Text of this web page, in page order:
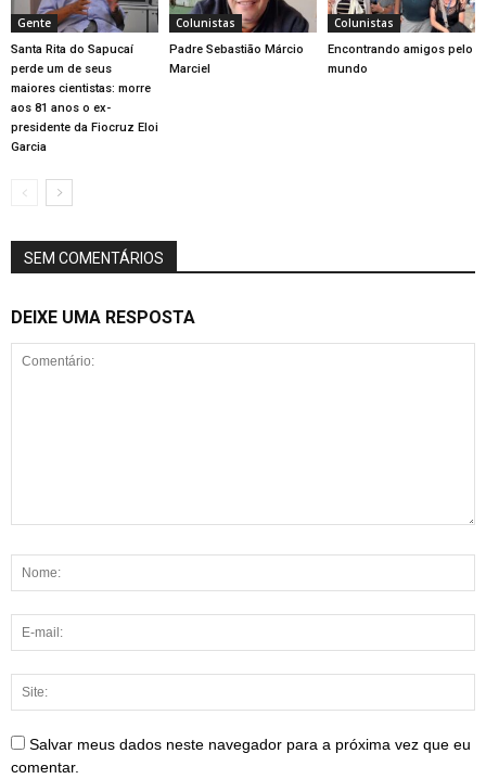
Gente
Santa Rita do Sapucaí
perde um de seus
maiores cientistas: morre
aos 81 anos o ex-
presidente da Fiocruz Eloi
Garcia
Colunistas
Padre Sebastião Márcio
Marciel
Colunistas
Encontrando amigos pelo
mundo
SEM COMENTÁRIOS
DEIXE UMA RESPOSTA
Salvar meus dados neste navegador para a próxima vez que eu
comentar.